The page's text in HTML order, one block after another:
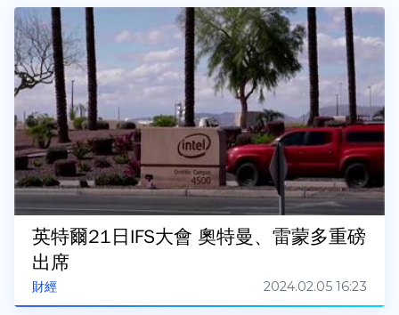
財經
英特爾21日IFS大會 奧特曼、雷蒙多重磅
出席
2024.02.05 16:23